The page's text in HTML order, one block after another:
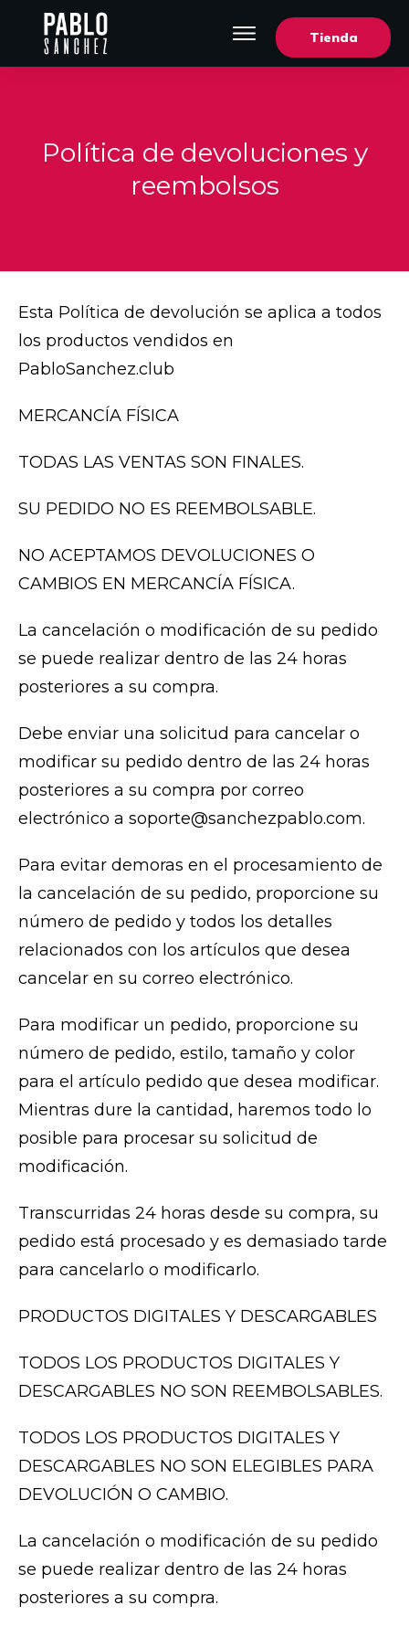
Tienda
Política de devoluciones y
reembolsos
Esta Política de devolución se aplica a todos
los productos vendidos en
PabloSanchez.club
MERCANCÍA FÍSICA
TODAS LAS VENTAS SON FINALES.
SU PEDIDO NO ES REEMBOLSABLE.
NO ACEPTAMOS DEVOLUCIONES O
CAMBIOS EN MERCANCÍA FÍSICA.
La cancelación o modificación de su pedido
se puede realizar dentro de las 24 horas
posteriores a su compra.
Debe enviar una solicitud para cancelar o
modificar su pedido dentro de las 24 horas
posteriores a su compra por correo
electrónico a soporte@sanchezpablo.com.
Para evitar demoras en el procesamiento de
la cancelación de su pedido, proporcione su
número de pedido y todos los detalles
relacionados con los artículos que desea
cancelar en su correo electrónico.
Para modificar un pedido, proporcione su
número de pedido, estilo, tamaño y color
para el artículo pedido que desea modificar.
Mientras dure la cantidad, haremos todo lo
posible para procesar su solicitud de
modificación.
Transcurridas 24 horas desde su compra, su
pedido está procesado y es demasiado tarde
para cancelarlo o modificarlo.
PRODUCTOS DIGITALES Y DESCARGABLES
TODOS LOS PRODUCTOS DIGITALES Y
DESCARGABLES NO SON REEMBOLSABLES.
TODOS LOS PRODUCTOS DIGITALES Y
DESCARGABLES NO SON ELEGIBLES PARA
DEVOLUCIÓN O CAMBIO.
La cancelación o modificación de su pedido
se puede realizar dentro de las 24 horas
posteriores a su compra.